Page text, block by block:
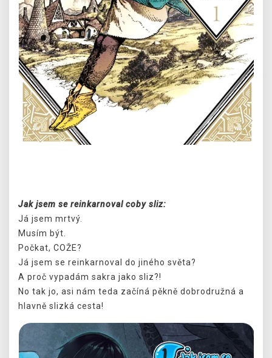
Jak jsem se reinkarnoval coby sliz:
Já jsem mrtvý.
Musím být.
Počkat, COŽE?
Já jsem se reinkarnoval do jiného světa?
A proč vypadám sakra jako sliz?!
No tak jo, asi nám teda začíná pěkně dobrodružná a
hlavně slizká cesta!